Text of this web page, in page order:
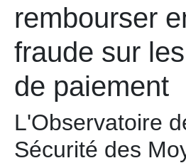
rembourser
fraude sur
de paiement
L'Observatoire
Sécurité des